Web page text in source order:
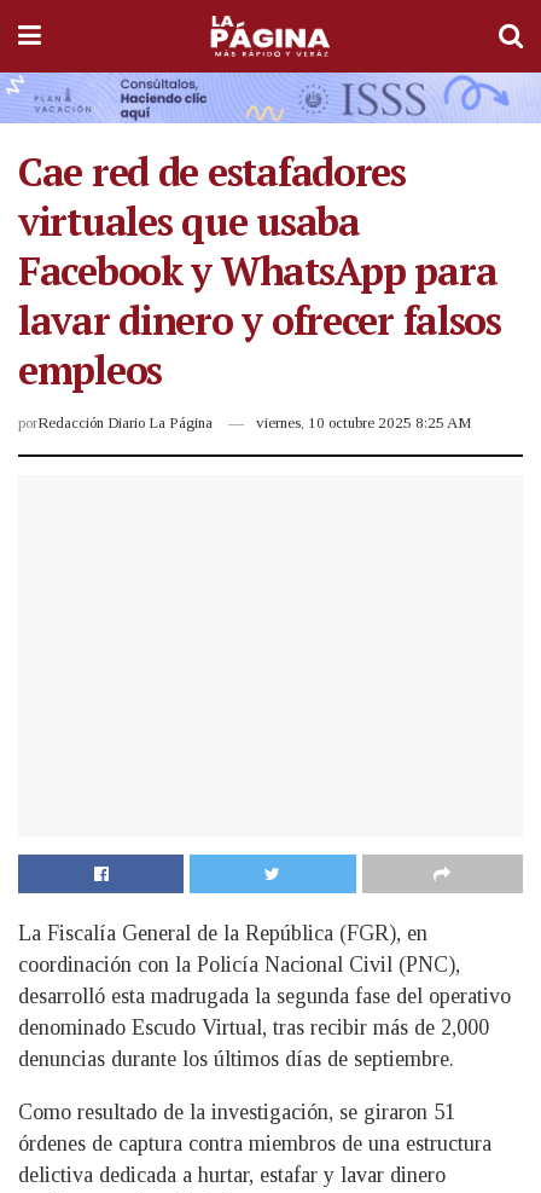
Cae red de estafadores
virtuales que usaba
Facebook y WhatsApp para
lavar dinero y ofrecer falsos
empleos
porRedacción Diario La Página viernes, 10 octubre 2025 8:25 AM
La Fiscalía General de la República (FGR), en
coordinación con la Policía Nacional Civil (PNC),
desarrolló esta madrugada la segunda fase del operativo
denominado Escudo Virtual, tras recibir más de 2,000
denuncias durante los últimos días de septiembre.
Como resultado de la investigación, se giraron 51
órdenes de captura contra miembros de una estructura
delictiva dedicada a hurtar, estafar y lavar dinero